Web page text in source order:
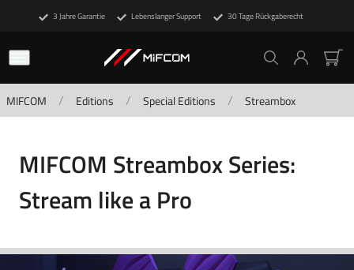
3 Jahre Garantie Lebenslanger Support 30 Tage Rückgaberecht
MIFCOM / Editions / Special Editions / Streambox
MIFCOM Streambox Series:
Stream like a Pro